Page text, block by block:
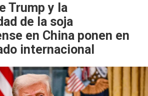
Trump y la
de la soja
en China ponen en
internacional